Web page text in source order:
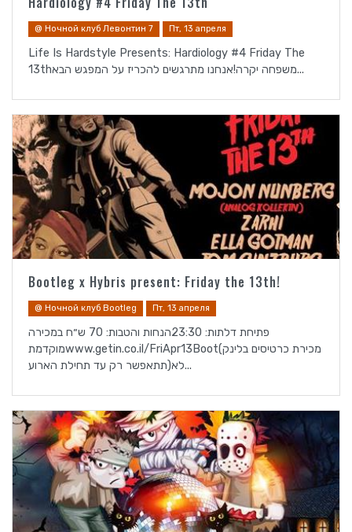
@ Ночной клуб Левонтин 7 Пт, 13 апреля
Life Is Hardstyle Presents: Hardiology #4 Friday The
13thמשפחה יקרה!אנחנו מתרגשים להכריז על המפגש הבא...
Bootleg x Hybris present: Friday the 13th!
@ Ночной клуб Bootleg Пт, 13 апреля
פתיחת דלתות: 23:30הנחות והטבות: 70 ש״ח במכירה
מוקדמתwww.getin.co.il/FriApr13Boot(מכירת כרטיסים בלינק
תתאפשר רק עד תחילת הארוע)לא...